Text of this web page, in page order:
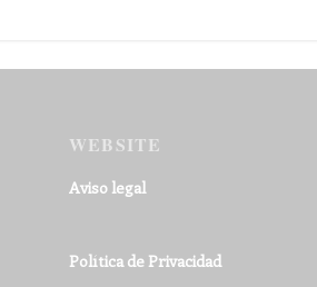
WEBSITE
Aviso legal
Política de Privacidad